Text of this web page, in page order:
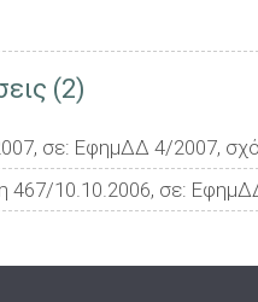
(2)
σε: ΕφημΔΔ 4/2007,
467/10.10.2006, σε: